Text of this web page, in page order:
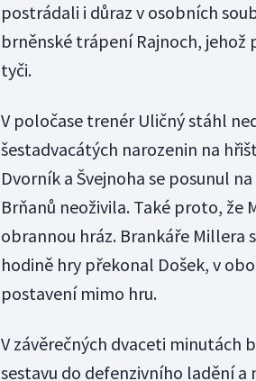
postrádali i důraz v osobních
brněnské trápení Rajnoch,
tyči.
V poločase trenér Uličný stáhl
šestadvacátých narozenin na
Dvorník a Švejnoha se posunul
Brňanů neoživila. Také proto, že
obrannou hráz. Brankáře Millera
hodině hry překonal Došek, v
postavení mimo hru.
V závěrečných dvaceti
sestavu do defenzivního ladění